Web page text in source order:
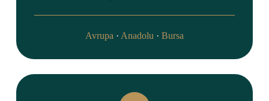
Avrupa · Anadolu · Bursa